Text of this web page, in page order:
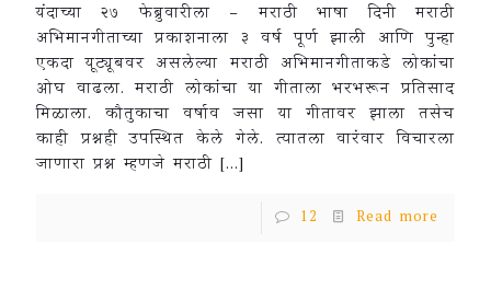
यंदाच्या २७ फेब्रुवारीला – मराठी भाषा दिनी मराठी
अभिमानगीताच्या प्रकाशनाला ३ वर्ष पूर्ण झाली आणि पुन्हा
एकदा यूट्यूबवर असलेल्या मराठी अभिमानगीताकडे लोकांचा
ओघ वाढला. मराठी लोकांचा या गीताला भरभरून प्रतिसाद
मिळाला. कौतुकाचा वर्षाव जसा या गीतावर झाला तसेच
काही प्रश्नही उपस्थित केले गेले. त्यातला वारंवार विचारला
जाणारा प्रश्न म्हणजे मराठी […]
12 Read more